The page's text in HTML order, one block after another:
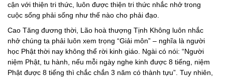
cận với thiện tri thức, luôn được thiện tri thức nhắc nhở trong
cuộc sống phải sống như thế nào cho phải đạo.
Cao Tăng đương thời, Lão hoà thượng Tịnh Không luôn nhắc
nhở chúng ta phải luôn xem trọng “Giải môn” – nghĩa là người
học Phật thời nay không thể rời kinh giáo. Ngài có nói: “Người
niệm Phật, tu hành, nếu mỗi ngày nghe kinh được 8 tiếng, niệm
Phật được 8 tiếng thì chắc chắn 3 năm có thành tựu”. Tuy nhiên,